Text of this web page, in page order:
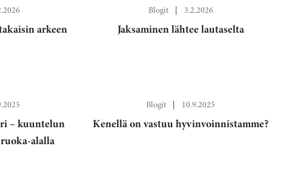
arkeen
Blogit | 3.2.2026
Jaksaminen lähtee lautaselta
– kuuntelun
alalla
Blogit | 10.9.2025
Kenellä on vastuu hyvinvoinnistamme?